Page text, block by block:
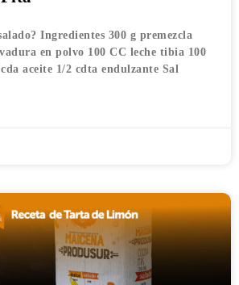
Ingredientes 300 g premezcla
en polvo 100 CC leche tibia 100
aceite 1/2 cdta endulzante Sal